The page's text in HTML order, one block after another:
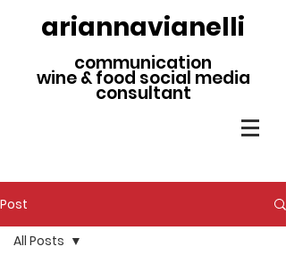
ariannavianelli
communication
wine & food social media
consultant
Post
All Posts